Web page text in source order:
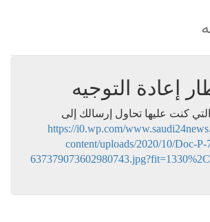
إعادة التوجيه
كنت عليها تحاول إرسالك إلى
https://i0.wp.com/
content/uploads/2020/10/Doc-P-